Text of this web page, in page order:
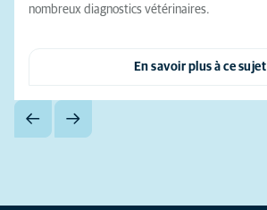
nombreux diagnostics vétérinaires.
En savoir plus à ce sujet